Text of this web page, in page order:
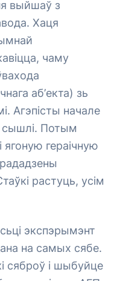
выйшаў з
Хаця
чаму
аб’екта) зь
Агэпісты начале
сышлі. Потым
ягоную гераічную
растуць, усім
экспэрымэнт
на самых сябе.
сяброў і шыбуйце